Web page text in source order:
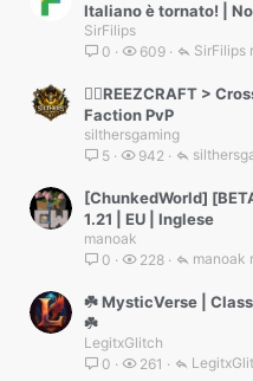
Italiano è tornato! |
SirFilips
0
609 SirFilips
🐦‍🔥REEZCRAFT >
Faction PvP
silthersgaming
5
942
[ChunkedWorld]
1.21 | EU | Inglese
manoak
0
228 manoak
☘️ MysticVerse |
☘️
LegitxGlitch
0
261